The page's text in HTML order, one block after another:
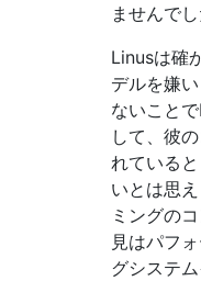
ませんでし
Linusは確
デルを嫌
ないこと
して、彼
れている
いとは思
ミングの
見はパフ
グシステ